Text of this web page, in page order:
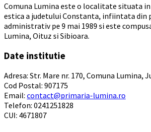
Comuna Lumina este o localitate situata
estica a judetului Constanta, infiintata din
administrativ pe 9 mai 1989 si este
Lumina, Oituz si Sibioara.
Date institutie
Adresa: Str. Mare nr. 170, Comuna Lumina,
Cod Postal: 907175
Email: contact@primaria-lumina.ro
Telefon: 0241251828
CUI: 4671807